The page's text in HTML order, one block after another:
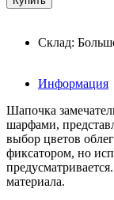
Склад:
Информация
Шапочка
шарфами,
выбор цветов
фиксатором, но
материала.